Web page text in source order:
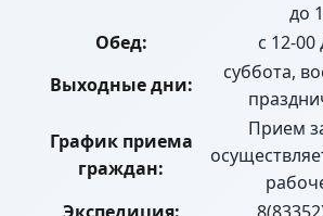
до
Обед:
с 12-00
Выходные дни:
суббота,
График приема
граждан:
Прием